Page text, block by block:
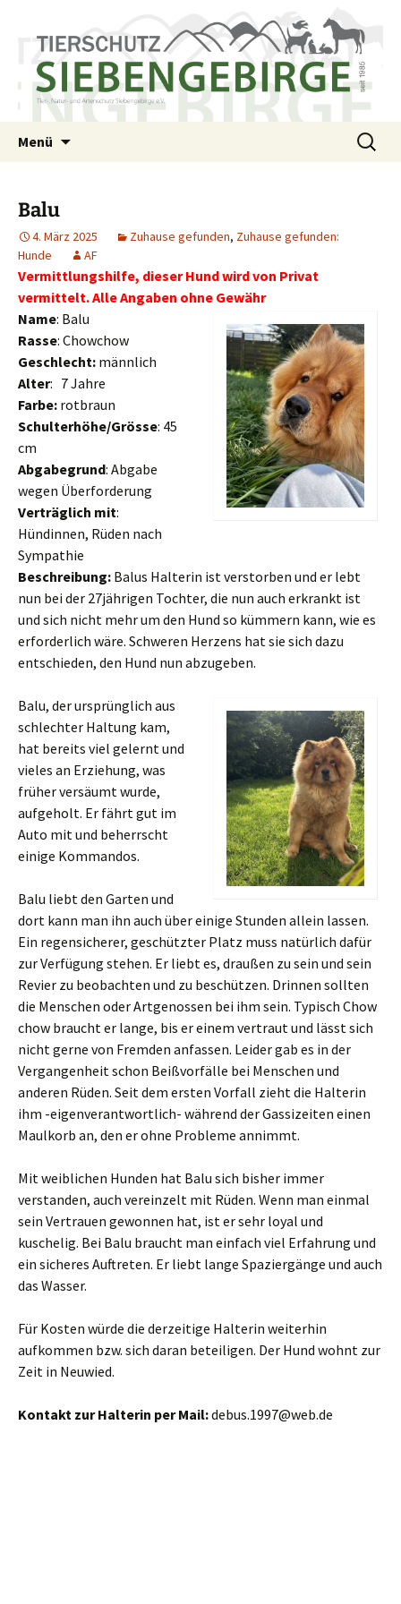
Tier Natur und Artenschutz
Siebengebirge e.V.
Tierschutzverein seit 1985 im Siebengebirge –
Orscheider Tierschutzhof
Menü
Suchen
nach:
Balu
4. März 2025 Zuhause gefunden, Zuhause gefunden:
Hunde
AF
Vermittlungshilfe, dieser Hund wird von Privat
vermittelt. Alle Angaben ohne Gewähr
Name: Balu
Rasse: Chowchow
Geschlecht: männlich
Alter: 7 Jahre
Farbe: rotbraun
Schulterhöhe/Grösse: 45
cm
Abgabegrund: Abgabe
wegen Überforderung
Verträglich mit:
Hündinnen, Rüden nach
Sympathie
Beschreibung: Balus Halterin ist verstorben und er lebt
nun bei der 27jährigen Tochter, die nun auch erkrankt ist
und sich nicht mehr um den Hund so kümmern kann, wie es
erforderlich wäre. Schweren Herzens hat sie sich dazu
entschieden, den Hund nun abzugeben.
Balu, der ursprünglich aus
schlechter Haltung kam,
hat bereits viel gelernt und
vieles an Erziehung, was
früher versäumt wurde,
aufgeholt. Er fährt gut im
Auto mit und beherrscht
einige Kommandos.
Balu liebt den Garten und
dort kann man ihn auch über einige Stunden allein lassen.
Ein regensicherer, geschützter Platz muss natürlich dafür
zur Verfügung stehen. Er liebt es, draußen zu sein und sein
Revier zu beobachten und zu beschützen. Drinnen sollten
die Menschen oder Artgenossen bei ihm sein. Typisch Chow
chow braucht er lange, bis er einem vertraut und lässt sich
nicht gerne von Fremden anfassen. Leider gab es in der
Vergangenheit schon Beißvorfälle bei Menschen und
anderen Rüden. Seit dem ersten Vorfall zieht die Halterin
ihm -eigenverantwortlich- während der Gassizeiten einen
Maulkorb an, den er ohne Probleme annimmt.
Mit weiblichen Hunden hat Balu sich bisher immer
verstanden, auch vereinzelt mit Rüden. Wenn man einmal
sein Vertrauen gewonnen hat, ist er sehr loyal und
kuschelig. Bei Balu braucht man einfach viel Erfahrung und
ein sicheres Auftreten. Er liebt lange Spaziergänge und auch
das Wasser.
Für Kosten würde die derzeitige Halterin weiterhin
aufkommen bzw. sich daran beteiligen. Der Hund wohnt zur
Zeit in Neuwied.
Kontakt zur Halterin per Mail:debus.1997@web.de